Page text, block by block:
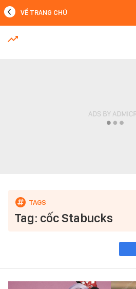
MỚI NHẤT
VỀ TRANG CHỦ
Tag: cốc Stabucks